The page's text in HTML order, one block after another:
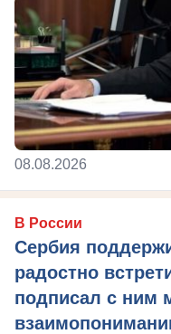
08.08.2026
В России
Сербия
радостно
подписал с ним